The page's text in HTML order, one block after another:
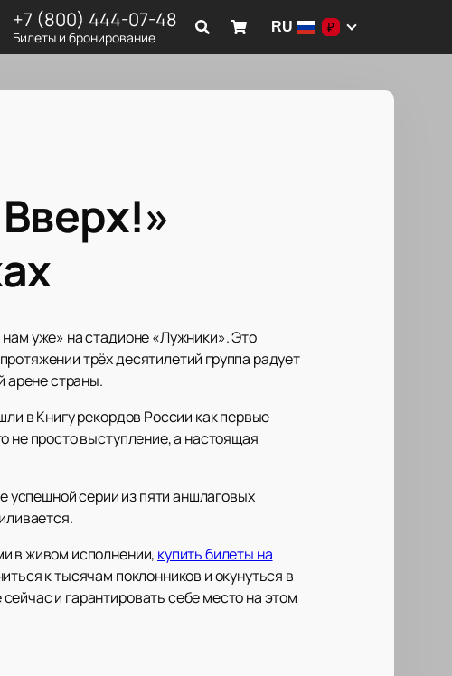
+7 (800) 444-07-48
Билеты и бронирование
RU ₽
уже» на стадионе «Лужники». Это
трёх десятилетий группа радует
арене страны.
в Книгу рекордов России как первые
не просто выступление, а настоящая
серии из пяти аншлаговых
в живом исполнении, купить билеты на
к тысячам поклонников и окунуться в
и гарантировать себе место на этом